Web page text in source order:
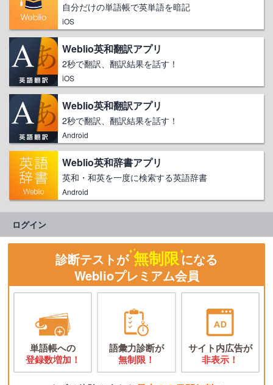
自分だけの単語帳で英単語を暗記
iOS
Weblio英和翻訳アプリ
2秒で翻訳、翻訳結果を話す！
iOS
Weblio英和翻訳アプリ
2秒で翻訳、翻訳結果を話す！
Android
Weblio英和辞書アプリ
英和・和英を一度に検索する英語辞書
Android
ログイン
診断テストが 無制限になる
Weblioプレミアム会員
単語帳への
登録数増加！
語彙力診断が
無制限！
サイト内広告が
非表示！